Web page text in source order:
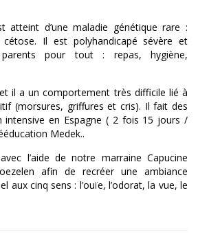
atteint d’une maladie génétique rare :
cétose. Il est polyhandicapé sévère et
pour tout : repas, hygiène,
il a un comportement très difficile lié à
(morsures, griffures et cris). Il fait des
intensive en Espagne ( 2 fois 15 jours /
Medek..
l’aide de notre marraine Capucine
afin de recréer une ambiance
aux cinq sens : l’ouïe, l’odorat, la vue, le